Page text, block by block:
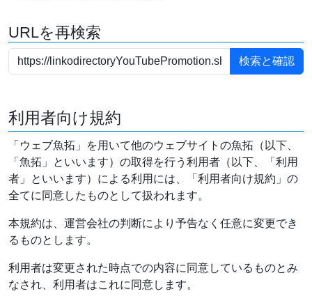
URLを再検索
利用者向け規約
「ウェブ魚拓」を用いて他のウェブサイトの魚拓（以下、
「魚拓」といいます）の取得を行う利用者（以下、「利用
者」といいます）による利用には、「利用者向け規約」の
全てに同意したものとして扱われます。
本規約は、運営会社の判断により予告なく任意に変更でき
るものとします。
利用者は変更された時点での内容に同意しているものとみ
なされ、利用者はこれに同意します。